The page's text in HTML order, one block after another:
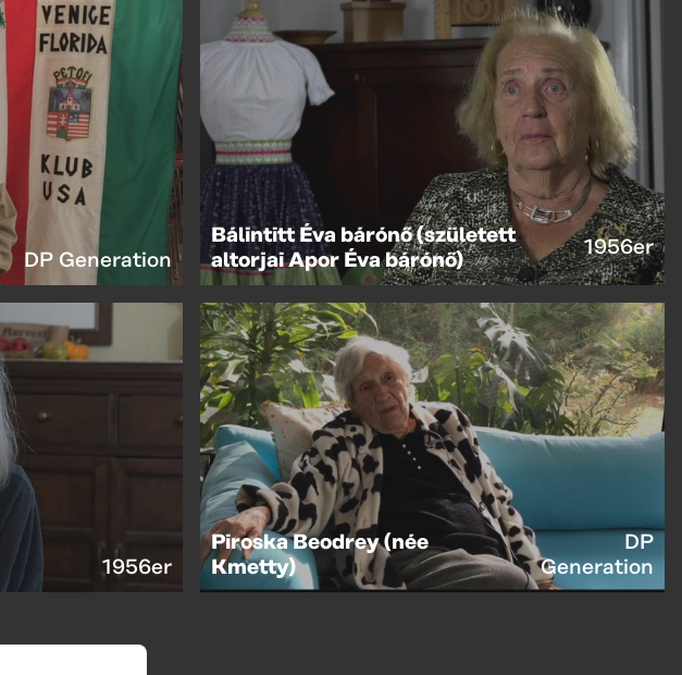
DP Generation
Bálintitt Éva bárónő (született
altorjai Apor Éva bárónő)
1956er
1956er
Piroska Beodrey (née
Kmetty)
DP
Generation